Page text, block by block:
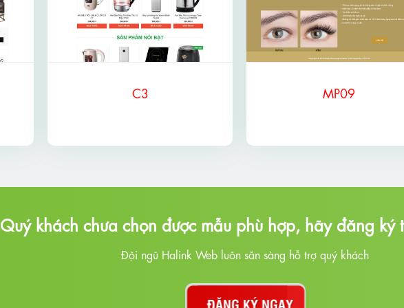
C3 MP09
Quý khách chưa chọn được mẫu phù hợp, hãy đăng ký
Đội ngũ Halink Web luôn sẵn sàng hỗ trợ quý khách